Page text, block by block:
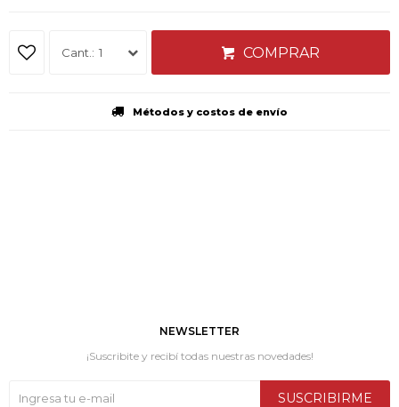
1 COMPRAR
Métodos y costos de envío
NEWSLETTER
¡Suscribite y recibí todas nuestras novedades!
SUSCRIBIRME